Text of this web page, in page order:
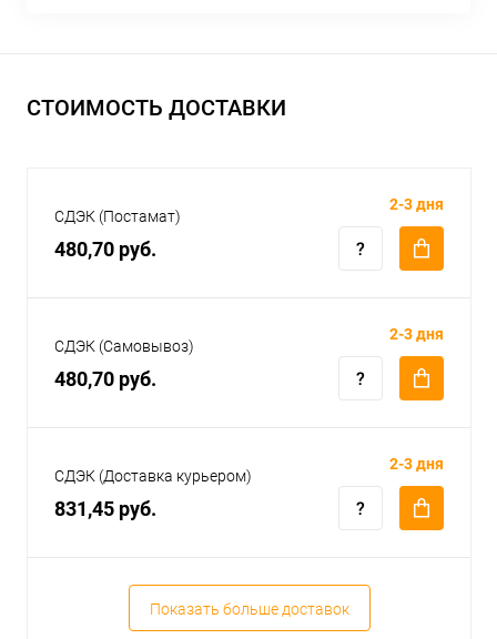
СТОИМОСТЬ ДОСТАВКИ
СДЭК (Постамат)
480,70 руб.
2-3 дня
СДЭК (Самовывоз)
480,70 руб.
2-3 дня
СДЭК (Доставка курьером)
831,45 руб.
2-3 дня
Показать больше доставок